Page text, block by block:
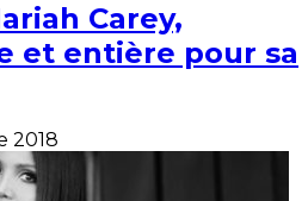
Carey,
et entière pour sa
2018